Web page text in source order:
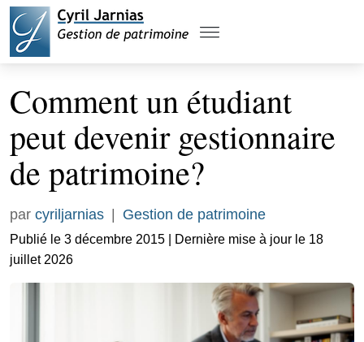
Comment un étudiant
peut devenir gestionnaire
de patrimoine?
par cyriljarnias Gestion de patrimoine
Publié le 3 décembre 2015 | Dernière mise à jour le 18
juillet 2026